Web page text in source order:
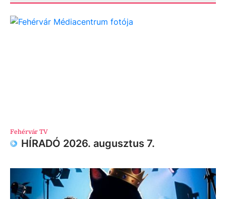
Fehérvár TV
HÍRADÓ 2026. augusztus 7.